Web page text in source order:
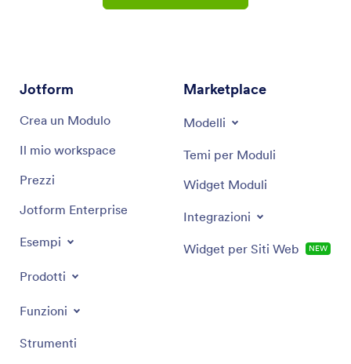
Jotform
Crea un Modulo
Il mio workspace
Prezzi
Jotform Enterprise
Esempi
Prodotti
Funzioni
Strumenti
Marketplace
Modelli
Temi per Moduli
Widget Moduli
Integrazioni
Widget per Siti Web NEW